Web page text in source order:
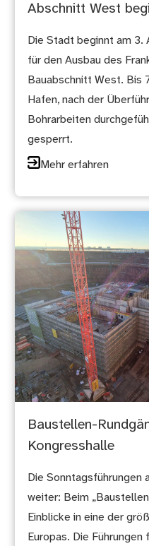
Abschnitt West
Die Stadt beginnt am 3.
für den Ausbau des
Bauabschnitt West. Bis
Hafen, nach der
Bohrarbeiten
gesperrt.
Mehr erfahren
Baustellen-
Kongresshalle
Die Sonntagsführungen
weiter: Beim
Einblicke in eine der
Europas. Die